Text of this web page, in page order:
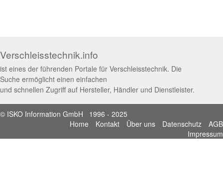
Verschleisstechnik.info
ist eines der führenden Portale für Verschleisstechnik. Die
Suche ermöglicht einen einfachen
und schnellen Zugriff auf Hersteller, Händler und Dienstleister.
© ISKO Information GmbH 1996 - 2025
Home
Kontakt Über uns Datenschutz
AGB
Impressum